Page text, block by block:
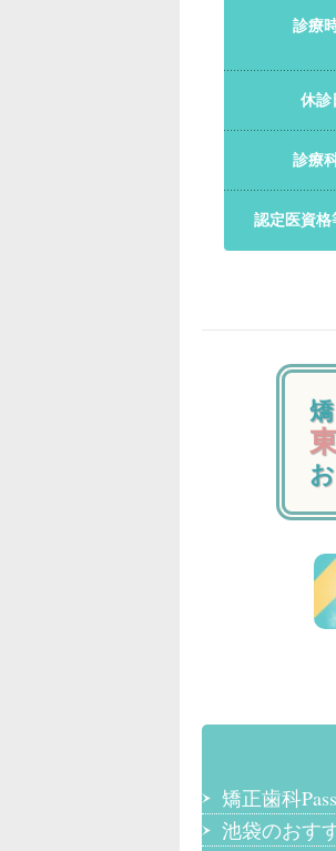
診療
休診
診療
認定医資格
矯正歯科
池袋のおす